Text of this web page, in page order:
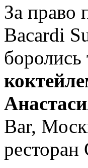
За право
Bacardi
Bar,